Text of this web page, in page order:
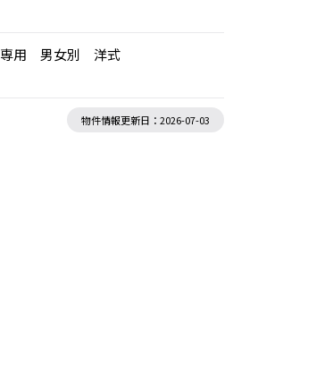
専用 男女別 洋式
物件情報更新日：2026-07-03